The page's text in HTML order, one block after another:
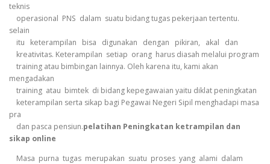
teknis
operasional PNS dalam suatu bidang tugas pekerjaan tertentu.
selain
itu keterampilan bisa digunakan dengan pikiran, akal dan
kreativitas. Keterampilan setiap orang harus diasah melalui program
training atau bimbingan lainnya. Oleh karena itu, kami akan
mengadakan
training atau bimtek di bidang kepegawaian yaitu diklat peningkatan
keterampilan serta sikap bagi Pegawai Negeri Sipil menghadapi masa
pra
dan pasca pensiun.pelatihan Peningkatan ketrampilan dan
sikap online
Masa purna tugas merupakan suatu proses yang alami dalam